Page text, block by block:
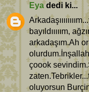
Eyadedi ki...
bayıldııııım,
arkadaşım.Ah
çoook
oluyorsun